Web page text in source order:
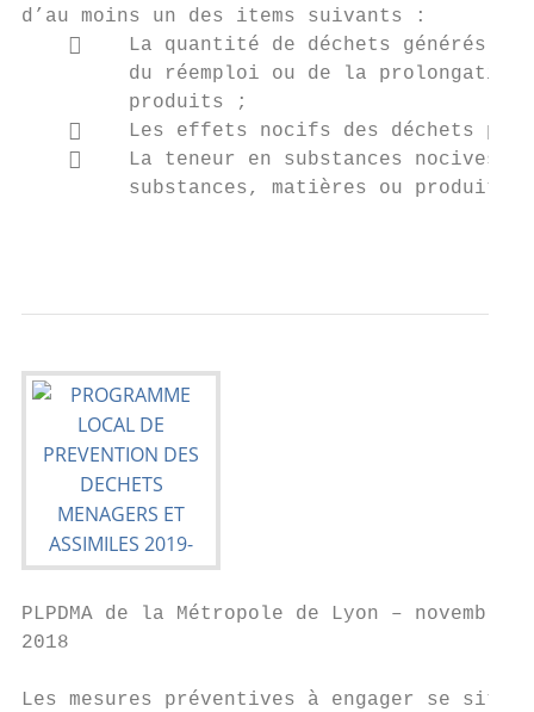
d’au moins un des items suivants :
    La quantité de déchets générés, y
du réemploi ou de la
         produits ;
    Les effets nocifs des déchets
    La teneur en substances nocives
         substances, matières ou produits.
PLPDMA de la Métropole de Lyon – novembre
2018
Les mesures préventives à engager se